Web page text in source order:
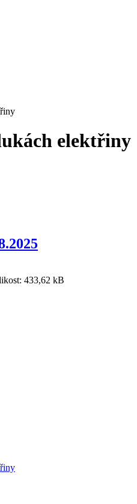
elektřiny
433,62 kB